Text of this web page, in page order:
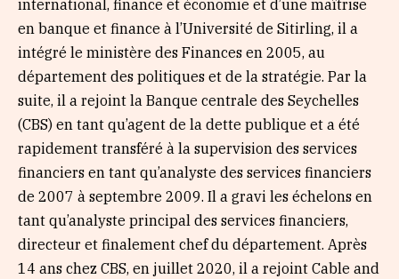
international, finance et économie et d’une maîtrise
en banque et finance à l’Université de Sitirling, il a
intégré le ministère des Finances en 2005, au
département des politiques et de la stratégie. Par la
suite, il a rejoint la Banque centrale des Seychelles
(CBS) en tant qu’agent de la dette publique et a été
rapidement transféré à la supervision des services
financiers en tant qu’analyste des services financiers
de 2007 à septembre 2009. Il a gravi les échelons en
tant qu’analyste principal des services financiers,
directeur et finalement chef du département. Après
14 ans chez CBS, en juillet 2020, il a rejoint Cable and